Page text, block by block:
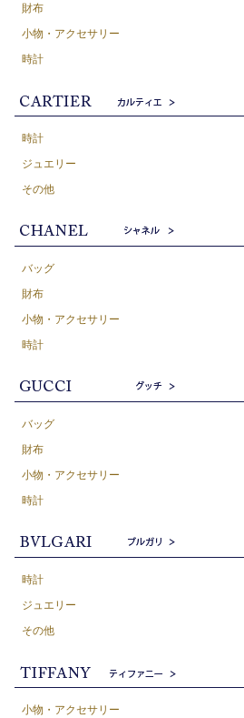
財布
小物・アクセサリー
時計
時計
ジュエリー
その他
バッグ
財布
小物・アクセサリー
時計
バッグ
財布
小物・アクセサリー
時計
時計
ジュエリー
その他
小物・アクセサリー